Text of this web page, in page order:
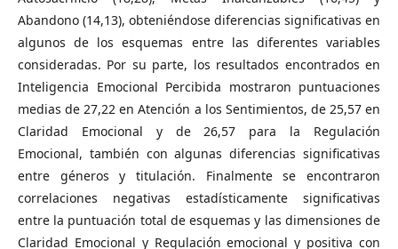
Abandono (14,13), obteniéndose diferencias significativas en
algunos de los esquemas entre las diferentes variables
consideradas. Por su parte, los resultados encontrados en
Inteligencia Emocional Percibida mostraron puntuaciones
medias de 27,22 en Atención a los Sentimientos, de 25,57 en
Claridad Emocional y de 26,57 para la Regulación
Emocional, también con algunas diferencias significativas
entre géneros y titulación. Finalmente se encontraron
correlaciones negativas estadísticamente significativas
entre la puntuación total de esquemas y las dimensiones de
Claridad Emocional y Regulación emocional y positiva con